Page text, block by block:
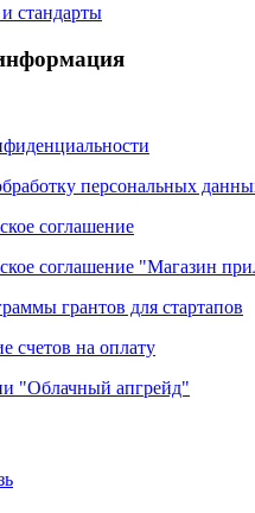
стандарты
персональных
соглашение
соглашение "Магазин
грантов для стартапов
счетов на оплату
"Облачный апгрейд"